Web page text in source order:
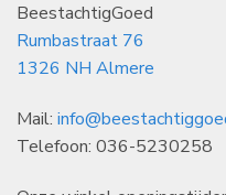
BeestachtigGoed
Rumbastraat 76
1326 NH Almere
Mail:
Telefoon: 036-5230258